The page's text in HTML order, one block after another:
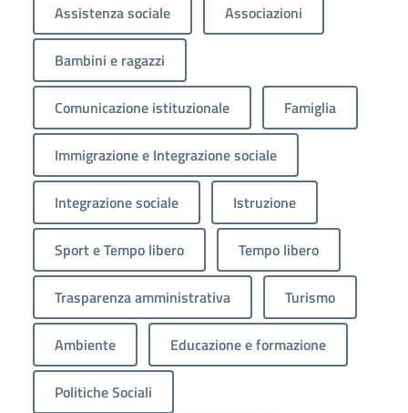
Assistenza sociale Associazioni
Bambini e ragazzi
Comunicazione istituzionale Famiglia
Immigrazione e Integrazione sociale
Integrazione sociale Istruzione
Sport e Tempo libero Tempo libero
Trasparenza amministrativa Turismo
Ambiente Educazione e formazione
Politiche Sociali